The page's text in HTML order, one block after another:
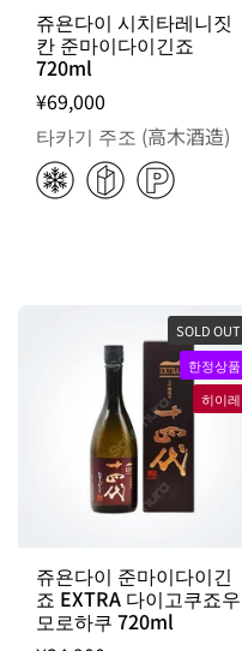
쥬욘다이 시치타레니짓
칸 준마이다이긴죠
720ml
¥69,000
타카기 주조 (高木酒造)
쥬욘다이 준마이다이긴
죠 EXTRA 다이고쿠죠우
모로하쿠 720ml
SOLD OUT
한정상품
히이레